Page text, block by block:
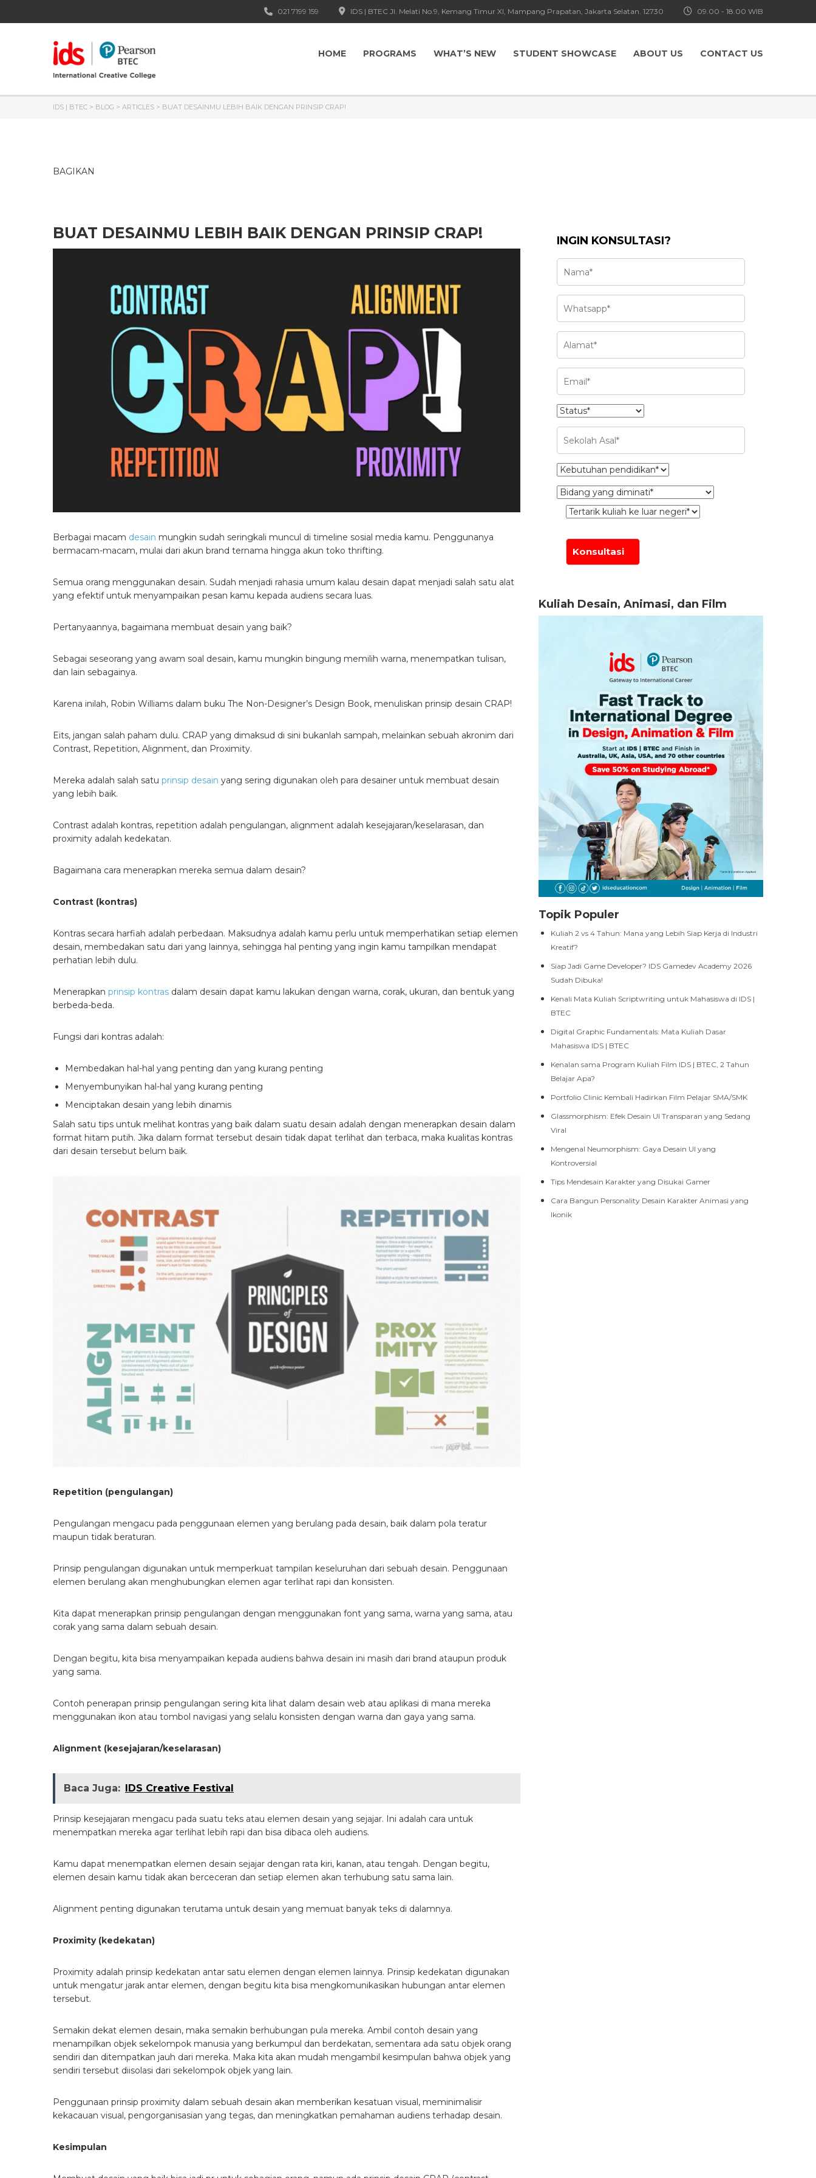
09.00 - 18.00 WIB
IDS | BTEC Jl. Melati No.9, Kemang Timur XI, Mampang Prapatan, Jakarta Selatan. 12730
021 7199 159
HOME PROGRAMS WHAT’S NEW STUDENT SHOWCASE ABOUT US CONTACT US
IDS | BTEC > BLOG > ARTICLES > BUAT DESAINMU LEBIH BAIK DENGAN PRINSIP CRAP!
BAGIKAN
BUAT DESAINMU LEBIH BAIK DENGAN PRINSIP CRAP!
Berbagai macam desain mungkin sudah seringkali muncul di timeline sosial media kamu. Penggunanya
bermacam-macam, mulai dari akun brand ternama hingga akun toko thrifting.
Semua orang menggunakan desain. Sudah menjadi rahasia umum kalau desain dapat menjadi salah satu alat
yang efektif untuk menyampaikan pesan kamu kepada audiens secara luas.
Pertanyaannya, bagaimana membuat desain yang baik?
Sebagai seseorang yang awam soal desain, kamu mungkin bingung memilih warna, menempatkan tulisan,
dan lain sebagainya.
Karena inilah, Robin Williams dalam buku The Non-Designer’s Design Book, menuliskan prinsip desain CRAP!
Eits, jangan salah paham dulu. CRAP yang dimaksud di sini bukanlah sampah, melainkan sebuah akronim dari
Contrast, Repetition, Alignment, dan Proximity.
Mereka adalah salah satu prinsip desain yang sering digunakan oleh para desainer untuk membuat desain
yang lebih baik.
Contrast adalah kontras, repetition adalah pengulangan, alignment adalah kesejajaran/keselarasan, dan
proximity adalah kedekatan.
Bagaimana cara menerapkan mereka semua dalam desain?
Contrast (kontras)
Kontras secara harfiah adalah perbedaan. Maksudnya adalah kamu perlu untuk memperhatikan setiap elemen
desain, membedakan satu dari yang lainnya, sehingga hal penting yang ingin kamu tampilkan mendapat
perhatian lebih dulu.
Menerapkan prinsip kontras dalam desain dapat kamu lakukan dengan warna, corak, ukuran, dan bentuk yang
berbeda-beda.
Fungsi dari kontras adalah:
Membedakan hal-hal yang penting dan yang kurang penting
Menyembunyikan hal-hal yang kurang penting
Menciptakan desain yang lebih dinamis
Salah satu tips untuk melihat kontras yang baik dalam suatu desain adalah dengan menerapkan desain dalam
format hitam putih. Jika dalam format tersebut desain tidak dapat terlihat dan terbaca, maka kualitas kontras
dari desain tersebut belum baik.
Repetition (pengulangan)
Pengulangan mengacu pada penggunaan elemen yang berulang pada desain, baik dalam pola teratur
maupun tidak beraturan.
Prinsip pengulangan digunakan untuk memperkuat tampilan keseluruhan dari sebuah desain. Penggunaan
elemen berulang akan menghubungkan elemen agar terlihat rapi dan konsisten.
Kita dapat menerapkan prinsip pengulangan dengan menggunakan font yang sama, warna yang sama, atau
corak yang sama dalam sebuah desain.
Dengan begitu, kita bisa menyampaikan kepada audiens bahwa desain ini masih dari brand ataupun produk
yang sama.
Contoh penerapan prinsip pengulangan sering kita lihat dalam desain web atau aplikasi di mana mereka
menggunakan ikon atau tombol navigasi yang selalu konsisten dengan warna dan gaya yang sama.
Alignment (kesejajaran/keselarasan)
Baca Juga: IDS Creative Festival
Prinsip kesejajaran mengacu pada suatu teks atau elemen desain yang sejajar. Ini adalah cara untuk
menempatkan mereka agar terlihat lebih rapi dan bisa dibaca oleh audiens.
Kamu dapat menempatkan elemen desain sejajar dengan rata kiri, kanan, atau tengah. Dengan begitu,
elemen desain kamu tidak akan berceceran dan setiap elemen akan terhubung satu sama lain.
Alignment penting digunakan terutama untuk desain yang memuat banyak teks di dalamnya.
Proximity (kedekatan)
Proximity adalah prinsip kedekatan antar satu elemen dengan elemen lainnya. Prinsip kedekatan digunakan
untuk mengatur jarak antar elemen, dengan begitu kita bisa mengkomunikasikan hubungan antar elemen
tersebut.
Semakin dekat elemen desain, maka semakin berhubungan pula mereka. Ambil contoh desain yang
menampilkan objek sekelompok manusia yang berkumpul dan berdekatan, sementara ada satu objek orang
sendiri dan ditempatkan jauh dari mereka. Maka kita akan mudah mengambil kesimpulan bahwa objek yang
sendiri tersebut diisolasi dari sekelompok objek yang lain.
Penggunaan prinsip proximity dalam sebuah desain akan memberikan kesatuan visual, meminimalisir
kekacauan visual, pengorganisasian yang tegas, dan meningkatkan pemahaman audiens terhadap desain.
Kesimpulan
INGIN KONSULTASI?
Kuliah Desain, Animasi, dan Film
Topik Populer
Kuliah 2 vs 4 Tahun: Mana yang Lebih Siap Kerja di Industri
Kreatif?
Siap Jadi Game Developer? IDS Gamedev Academy 2026
Sudah Dibuka!
Kenali Mata Kuliah Scriptwriting untuk Mahasiswa di IDS |
BTEC
Digital Graphic Fundamentals: Mata Kuliah Dasar
Mahasiswa IDS | BTEC
Kenalan sama Program Kuliah Film IDS | BTEC, 2 Tahun
Belajar Apa?
Portfolio Clinic Kembali Hadirkan Film Pelajar SMA/SMK
Glassmorphism: Efek Desain UI Transparan yang Sedang
Viral
Mengenal Neumorphism: Gaya Desain UI yang
Kontroversial
Tips Mendesain Karakter yang Disukai Gamer
Cara Bangun Personality Desain Karakter Animasi yang
Ikonik